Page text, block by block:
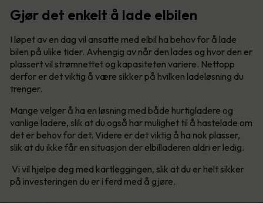
Gjør det enkelt å lade elbilen
I løpet av en dag vil ansatte med elbil ha behov for å lade
bilen på ulike tider. Avhengig av når den lades og hvor den er
plassert vil strømnettet og kapasiteten variere. Nettopp
derfor er det viktig å være sikker på hvilken ladeløsning du
trenger.
Mange velger å ha en løsning med både hurtigladere og
vanlige ladere, slik at du også har mulighet til å hastelade om
det er behov for det. Videre er det viktig å ha nok plasser,
slik at du ikke får en situasjon der elbilladeren aldri er ledig.
Vi vil hjelpe deg med kartleggingen, slik at du er helt sikker
på investeringen du er i ferd med å gjøre.